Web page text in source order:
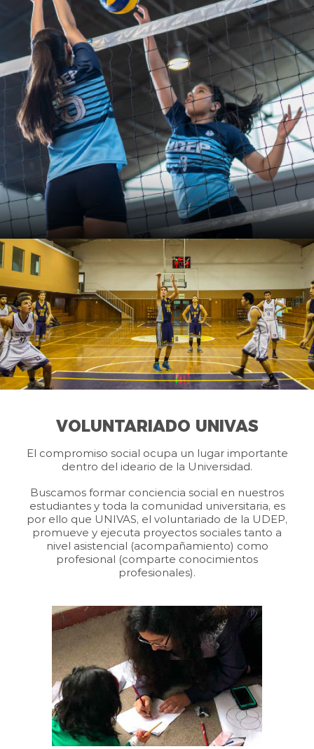
VOLUNTARIADO UNIVAS
El compromiso social ocupa un lugar importante
dentro del ideario de la Universidad.
Buscamos formar conciencia social en nuestros
estudiantes y toda la comunidad universitaria, es
por ello que UNIVAS, el voluntariado de la UDEP,
promueve y ejecuta proyectos sociales tanto a
nivel asistencial (acompañamiento) como
profesional (comparte conocimientos
profesionales).